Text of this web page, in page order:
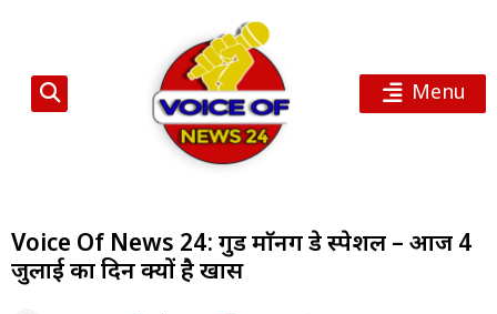
Menu
Voice Of News 24: गुड माॅर्निंग डे स्पेशल – आज 4
जुलाई का दिन क्यों है खास